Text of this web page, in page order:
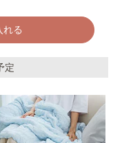
れる
定